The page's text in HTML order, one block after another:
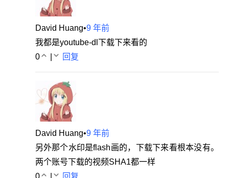
David Huang•9 年前
我都是youtube-dl下载下来看的
0
回复
David Huang•9 年前
另外那个水印是flash画的，下载下来看根本没有。
两个账号下载的视频SHA1都一样
0
回复